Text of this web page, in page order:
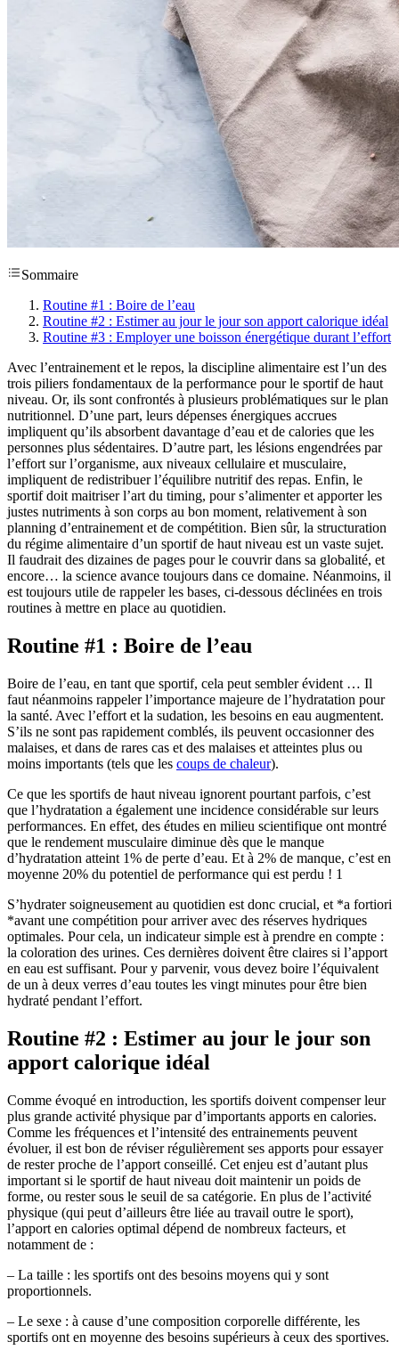
Sommaire
Routine #1 : Boire de l’eau
Routine #2 : Estimer au jour le jour son apport calorique idéal
Routine #3 : Employer une boisson énergétique durant l’effort
Avec l’entrainement et le repos, la discipline alimentaire est l’un des
trois piliers fondamentaux de la performance pour le sportif de haut
niveau. Or, ils sont confrontés à plusieurs problématiques sur le plan
nutritionnel. D’une part, leurs dépenses énergiques accrues
impliquent qu’ils absorbent davantage d’eau et de calories que les
personnes plus sédentaires. D’autre part, les lésions engendrées par
l’effort sur l’organisme, aux niveaux cellulaire et musculaire,
impliquent de redistribuer l’équilibre nutritif des repas. Enfin, le
sportif doit maitriser l’art du timing, pour s’alimenter et apporter les
justes nutriments à son corps au bon moment, relativement à son
planning d’entrainement et de compétition. Bien sûr, la structuration
du régime alimentaire d’un sportif de haut niveau est un vaste sujet.
Il faudrait des dizaines de pages pour le couvrir dans sa globalité, et
encore… la science avance toujours dans ce domaine. Néanmoins, il
est toujours utile de rappeler les bases, ci-dessous déclinées en trois
routines à mettre en place au quotidien.
Routine #1 : Boire de l’eau
Boire de l’eau, en tant que sportif, cela peut sembler évident … Il
faut néanmoins rappeler l’importance majeure de l’hydratation pour
la santé. Avec l’effort et la sudation, les besoins en eau augmentent.
S’ils ne sont pas rapidement comblés, ils peuvent occasionner des
malaises, et dans de rares cas et des malaises et atteintes plus ou
moins importants (tels que les coups de chaleur).
Ce que les sportifs de haut niveau ignorent pourtant parfois, c’est
que l’hydratation a également une incidence considérable sur leurs
performances. En effet, des études en milieu scientifique ont montré
que le rendement musculaire diminue dès que le manque
d’hydratation atteint 1% de perte d’eau. Et à 2% de manque, c’est en
moyenne 20% du potentiel de performance qui est perdu ! 1
S’hydrater soigneusement au quotidien est donc crucial, et *a fortiori
*avant une compétition pour arriver avec des réserves hydriques
optimales. Pour cela, un indicateur simple est à prendre en compte :
la coloration des urines. Ces dernières doivent être claires si l’apport
en eau est suffisant. Pour y parvenir, vous devez boire l’équivalent
de un à deux verres d’eau toutes les vingt minutes pour être bien
hydraté pendant l’effort.
Routine #2 : Estimer au jour le jour son
apport calorique idéal
Comme évoqué en introduction, les sportifs doivent compenser leur
plus grande activité physique par d’importants apports en calories.
Comme les fréquences et l’intensité des entrainements peuvent
évoluer, il est bon de réviser régulièrement ses apports pour essayer
de rester proche de l’apport conseillé. Cet enjeu est d’autant plus
important si le sportif de haut niveau doit maintenir un poids de
forme, ou rester sous le seuil de sa catégorie. En plus de l’activité
physique (qui peut d’ailleurs être liée au travail outre le sport),
l’apport en calories optimal dépend de nombreux facteurs, et
notamment de :
– La taille : les sportifs ont des besoins moyens qui y sont
proportionnels.
– Le sexe : à cause d’une composition corporelle différente, les
sportifs ont en moyenne des besoins supérieurs à ceux des sportives.